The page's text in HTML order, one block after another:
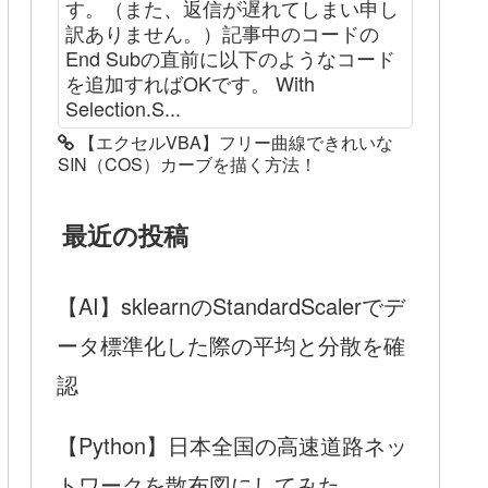
す。（また、返信が遅れてしまい申し
訳ありません。）記事中のコードの
End Subの直前に以下のようなコード
を追加すればOKです。 With
Selection.S...
【エクセルVBA】フリー曲線できれいな
SIN（COS）カーブを描く方法！
最近の投稿
【AI】sklearnのStandardScalerでデ
ータ標準化した際の平均と分散を確
認
【Python】日本全国の高速道路ネッ